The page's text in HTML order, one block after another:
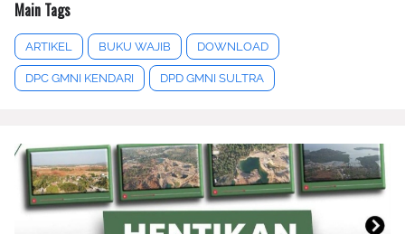
Main Tags
ARTIKEL BUKU WAJIB DOWNLOAD
DPC GMNI KENDARI DPD GMNI SULTRA